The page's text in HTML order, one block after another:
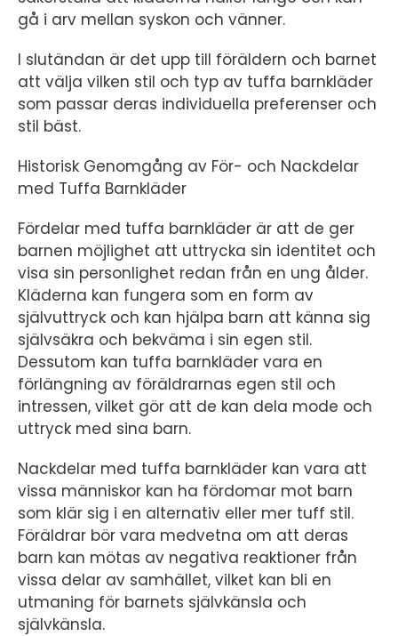
gå i arv mellan syskon och vänner.
I slutändan är det upp till föräldern och barnet
att välja vilken stil och typ av tuffa barnkläder
som passar deras individuella preferenser och
stil bäst.
Historisk Genomgång av För- och Nackdelar
med Tuffa Barnkläder
Fördelar med tuffa barnkläder är att de ger
barnen möjlighet att uttrycka sin identitet och
visa sin personlighet redan från en ung ålder.
Kläderna kan fungera som en form av
självuttryck och kan hjälpa barn att känna sig
självsäkra och bekväma i sin egen stil.
Dessutom kan tuffa barnkläder vara en
förlängning av föräldrarnas egen stil och
intressen, vilket gör att de kan dela mode och
uttryck med sina barn.
Nackdelar med tuffa barnkläder kan vara att
vissa människor kan ha fördomar mot barn
som klär sig i en alternativ eller mer tuff stil.
Föräldrar bör vara medvetna om att deras
barn kan mötas av negativa reaktioner från
vissa delar av samhället, vilket kan bli en
utmaning för barnets självkänsla och
självkänsla.